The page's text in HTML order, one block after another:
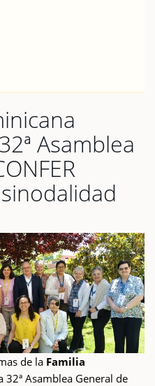
Asamblea
de la Familia
32ª Asamblea General de